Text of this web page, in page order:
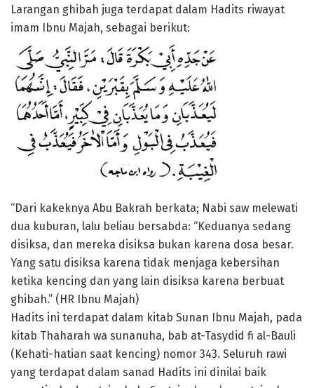
Larangan ghibah juga terdapat dalam Hadits riwayat
imam Ibnu Majah, sebagai berikut:
“Dari kakeknya Abu Bakrah berkata; Nabi saw melewati
dua kuburan, lalu beliau bersabda: “Keduanya sedang
disiksa, dan mereka disiksa bukan karena dosa besar.
Yang satu disiksa karena tidak menjaga kebersihan
ketika kencing dan yang lain disiksa karena berbuat
ghibah.” (HR Ibnu Majah)
Hadits ini terdapat dalam kitab Sunan Ibnu Majah, pada
kitab Thaharah wa sunanuha, bab at-Tasydid fi al-Bauli
(Kehati-hatian saat kencing) nomor 343. Seluruh rawi
yang terdapat dalam sanad Hadits ini dinilai baik